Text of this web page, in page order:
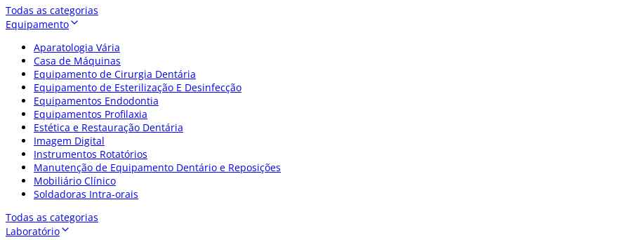
Todas as categorias
Equipamento
Aparatologia Vária
Casa de Máquinas
Equipamento de Cirurgia Dentária
Equipamento de Esterilização E Desinfecção
Equipamentos Endodontia
Equipamentos Profilaxia
Estética e Restauração Dentária
Imagem Digital
Instrumentos Rotatórios
Manutenção de Equipamento Dentário e Reposições
Mobiliário Clínico
Soldadoras Intra-orais
Todas as categorias
Laboratório